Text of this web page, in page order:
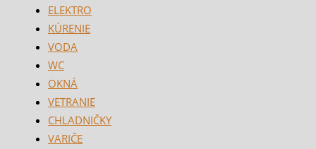
ELEKTRO
KÚRENIE
VODA
WC
OKNÁ
VETRANIE
CHLADNIČKY
VARIČE